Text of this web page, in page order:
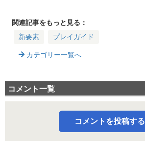
関連記事をもっと見る：
新要素
プレイガイド
カテゴリー一覧へ
コメント一覧
コメントを投稿する